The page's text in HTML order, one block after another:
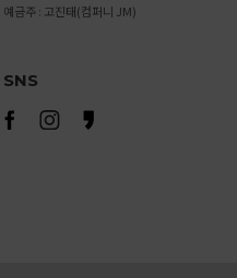
예금주 : 고진태(컴퍼니 JM)
SNS